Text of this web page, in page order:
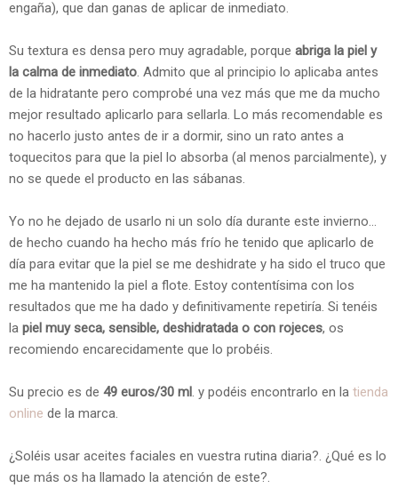
engaña), que dan ganas de aplicar de inmediato.
Su textura es densa pero muy agradable, porque abriga la piel y
la calma de inmediato. Admito que al principio lo aplicaba antes
de la hidratante pero comprobé una vez más que me da mucho
mejor resultado aplicarlo para sellarla. Lo más recomendable es
no hacerlo justo antes de ir a dormir, sino un rato antes a
toquecitos para que la piel lo absorba (al menos parcialmente), y
no se quede el producto en las sábanas.
Yo no he dejado de usarlo ni un solo día durante este invierno...
de hecho cuando ha hecho más frío he tenido que aplicarlo de
día para evitar que la piel se me deshidrate y ha sido el truco que
me ha mantenido la piel a flote. Estoy contentísima con los
resultados que me ha dado y definitivamente repetiría. Si tenéis
la piel muy seca, sensible, deshidratada o con rojeces, os
recomiendo encarecidamente que lo probéis.
Su precio es de 49 euros/30 ml. y podéis encontrarlo en la tienda
online de la marca.
¿Soléis usar aceites faciales en vuestra rutina diaria?. ¿Qué es lo
que más os ha llamado la atención de este?.